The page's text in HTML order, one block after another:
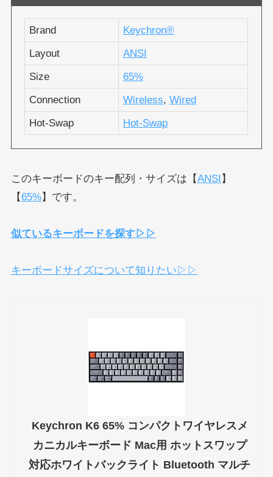
Brand
Keychron®︎
Layout
ANSI
Size
65%
Connection
Wireless, Wired
Hot-Swap
Hot-Swap
このキーボードのキー配列・サイズは【ANSI 】
【 65%】です。
似ているキーボードを探す▷▷
キーボードサイズについて知りたい▷▷
Keychron K6 65% コンパクトワイヤレスメ
カニカルキーボード Mac用 ホットスワップ
対応ホワイトバックライト Bluetooth マルチ